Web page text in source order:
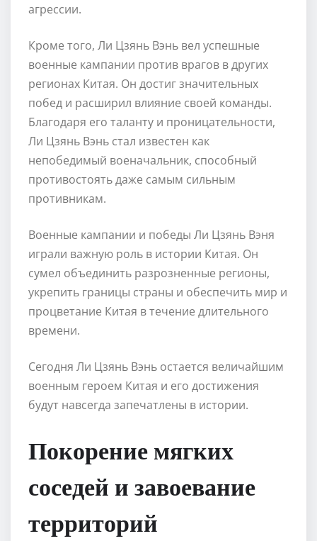
агрессии.
Кроме того, Ли Цзянь Вэнь вел успешные
военные кампании против врагов в других
регионах Китая. Он достиг значительных
побед и расширил влияние своей команды.
Благодаря его таланту и проницательности,
Ли Цзянь Вэнь стал известен как
непобедимый военачальник, способный
противостоять даже самым сильным
противникам.
Военные кампании и победы Ли Цзянь Вэня
играли важную роль в истории Китая. Он
сумел объединить разрозненные регионы,
укрепить границы страны и обеспечить мир и
процветание Китая в течение длительного
времени.
Сегодня Ли Цзянь Вэнь остается величайшим
военным героем Китая и его достижения
будут навсегда запечатлены в истории.
Покорение мягких
соседей и завоевание
территорий